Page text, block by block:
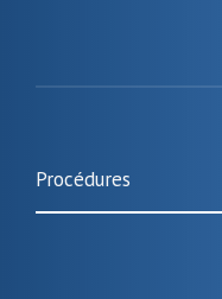
Procédures